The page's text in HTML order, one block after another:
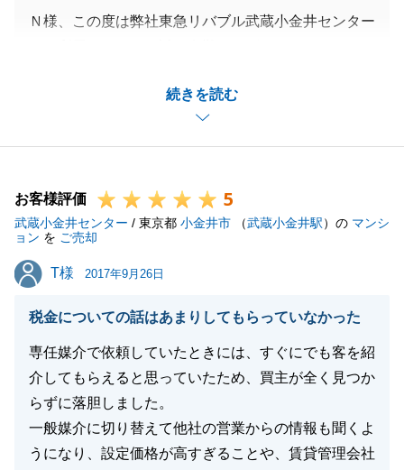
続きを読む
Ｎ様、この度は弊社東急リバブル武蔵小金井センター
Ｎ様から依頼を頂いた物件は、駅から近くで、築年数
も浅く状態も非常に良い物件だったため、早期に契約
ける結果となり、私にとっても非常にうれしい限りで
す。
また、依頼をいただいてから、引き渡しまで、何事も
なくスムーズに業務を行えたことは、Ｎ様の多大なご
次回、不動産売買でお困りごと等ございましたら、お
気軽にご相談いただければと存じます。
この度は、誠に有難うございました。
閉じる
お客様評価 5
武蔵小金井センター / 東京都 小金井市 （武蔵小金井駅）の マンシ
ョン を ご売却
T様
T様 2017年9月26日
税金についての話はあまりしてもらっていなかった
専任媒介で依頼していたときには、すぐにでも客を紹
介してもらえると思っていたため、買主が全く見つか
らずに落胆しました。
一般媒介に切り替えて他社の営業からの情報も聞くよ
うになり、設定価格が高すぎることや、賃貸管理会社